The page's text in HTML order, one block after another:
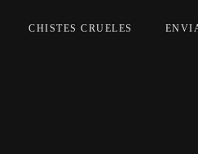
CHISTES CRUELES